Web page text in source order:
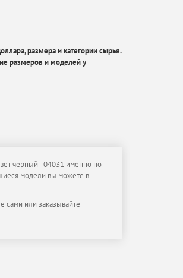
размера и категории сырья.
размеров и моделей у
черный - 04031 именно по
модели вы можете в
сами или заказывайте